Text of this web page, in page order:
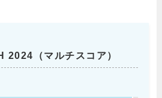
2024（マルチスコア）